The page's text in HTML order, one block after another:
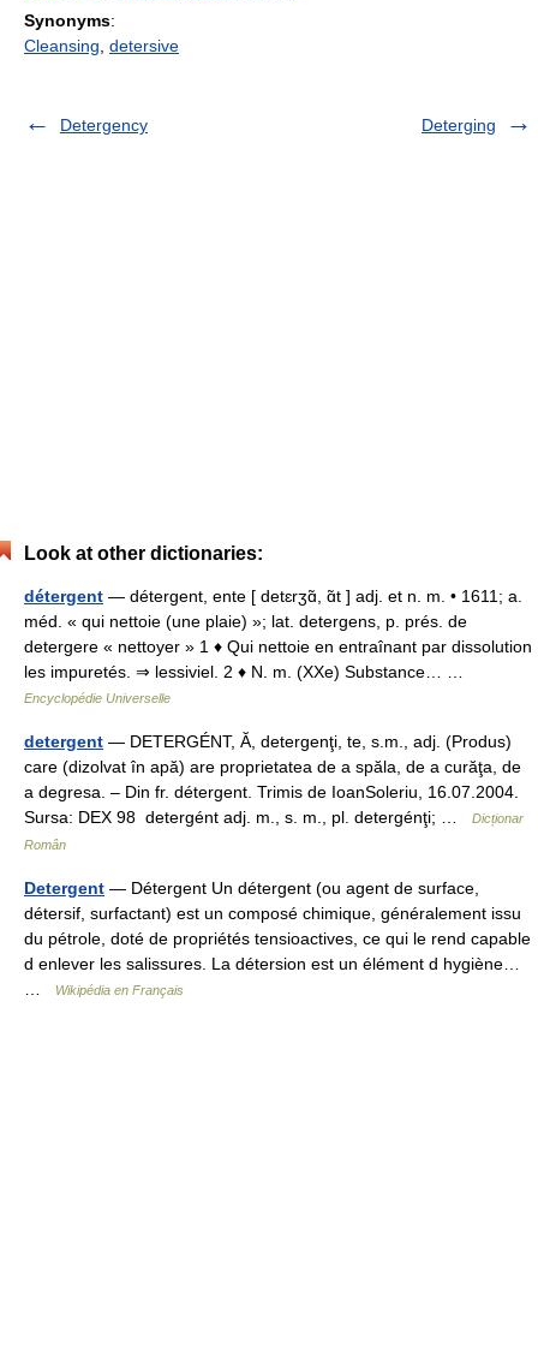
Synonyms:
Cleansing detersive
Detergency Deterging
Look at other dictionaries:
détergent — détergent, ente [ detɛrʒɑ̃, ɑ̃t ] adj. et n. m. • 1611; a.
méd. « qui nettoie (une plaie) »; lat. detergens, p. prés. de
detergere « nettoyer » 1 ♦ Qui nettoie en entraînant par dissolution
les impuretés. ⇒ lessiviel. 2 ♦ N. m. (XXe) Substance… …
Encyclopédie Universelle
detergent — DETERGÉNT, Ă, detergenţi, te, s.m., adj. (Produs)
care (dizolvat în apă) are proprietatea de a spăla, de a curăţa, de
a degresa. – Din fr. détergent. Trimis de IoanSoleriu, 16.07.2004.
Sursa: DEX 98 detergént adj. m., s. m., pl. detergénţi; …
Dicționar
Român
Detergent — Détergent Un détergent (ou agent de surface,
détersif, surfactant) est un composé chimique, généralement issu
du pétrole, doté de propriétés tensioactives, ce qui le rend capable
d enlever les salissures. La détersion est un élément d hygiène…
Wikipédia en Français